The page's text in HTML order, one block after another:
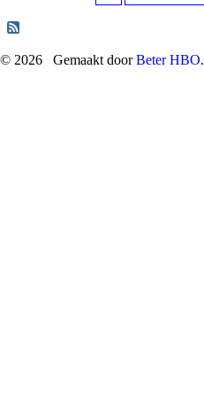
© 2026 Gemaakt doorBeter HBO